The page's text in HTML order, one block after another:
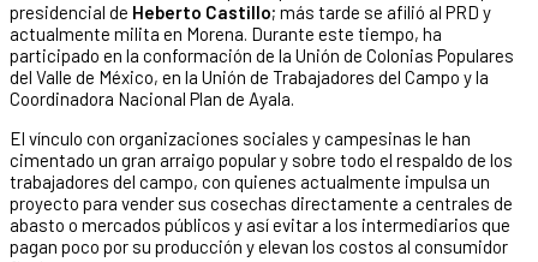
presidencial de Heberto Castillo; más tarde se afilió al PRD y
actualmente milita en Morena. Durante este tiempo, ha
participado en la conformación de la Unión de Colonias Populares
del Valle de México, en la Unión de Trabajadores del Campo y la
Coordinadora Nacional Plan de Ayala.
El vínculo con organizaciones sociales y campesinas le han
cimentado un gran arraigo popular y sobre todo el respaldo de los
trabajadores del campo, con quienes actualmente impulsa un
proyecto para vender sus cosechas directamente a centrales de
abasto o mercados públicos y así evitar a los intermediarios que
pagan poco por su producción y elevan los costos al consumidor